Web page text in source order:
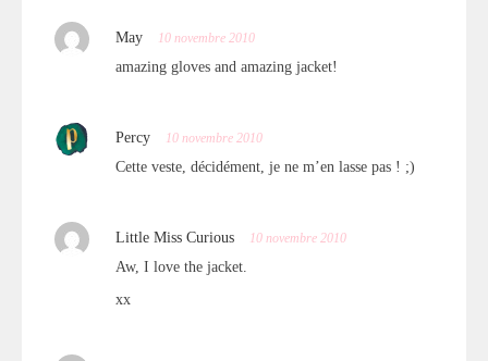
May 10 novembre 2010
amazing gloves and amazing jacket!
Percy 10 novembre 2010
Cette veste, décidément, je ne m’en lasse pas ! ;)
Little Miss Curious 10 novembre 2010
Aw, I love the jacket.
xx